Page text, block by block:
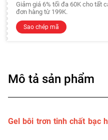
Giảm giá 6% tối đa 60K cho tất
đơn hàng từ 199K.
Sao chép mã
Mô tả sản phẩm
Gel bôi trơn tinh chất bạc